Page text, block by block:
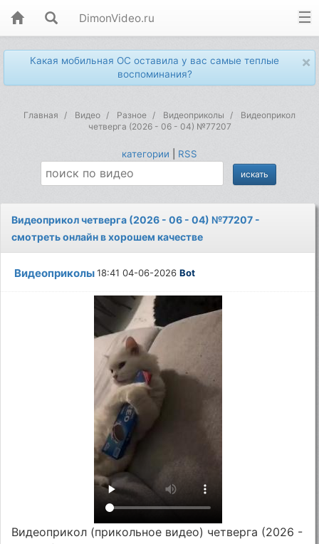
DimonVideo.ru
×
Какая мобильная ОС оставила у вас самые теплые
воспоминания?
Главная Видео Разное Видеоприколы
Видеоприкол
четверга (2026 - 06 - 04) №77207
категории RSS
Видеоприкол четверга (2026 - 06 - 04) №77207 -
смотреть онлайн в хорошем качестве
Видеоприколы18:41 04-06-2026Bot
Видеоприкол (прикольное видео) четверга (2026 -